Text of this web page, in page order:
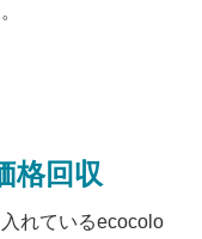
格回収
れているecocolo